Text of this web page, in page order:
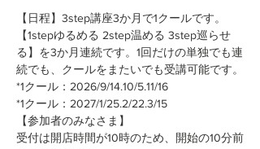
【日程】3step講座3か月で1クールです。
【1stepゆるめる 2step温める 3step巡らせ
る】を3か月連続です。1回だけの単独でも連
続でも、クールをまたいでも受講可能です。
*1クール：2026/9/14.10/5.11/16
*1クール：2027/1/25.2/22.3/15
【参加者のみなさま】
受付は開店時間が10時のため、開始の10分前